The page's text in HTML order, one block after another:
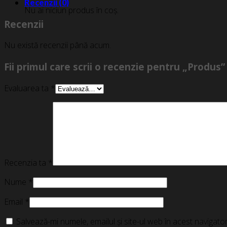
Nu ai niciun produs în coș.
Recenzii (0)
Recenzii
Nu există recenzii până acum.
Fii primul care scrii o recenzie pentru „Produs”
Evaluarea ta *
Recenzia ta *
Nume *
Email *
Salvează-mi numele, emailul și site-ul web în acest